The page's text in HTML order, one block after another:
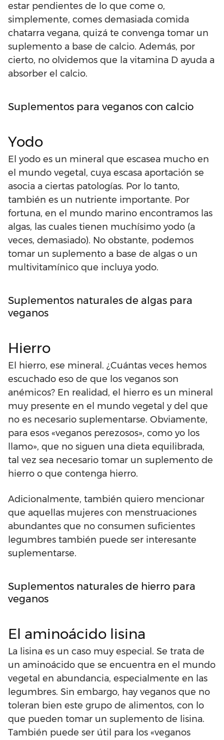
estar pendientes de lo que come o,
simplemente, comes demasiada comida
chatarra vegana, quizá te convenga tomar un
suplemento a base de calcio. Además, por
cierto, no olvidemos que la vitamina D ayuda a
absorber el calcio.
Suplementos para veganos con calcio
Yodo
El yodo es un mineral que escasea mucho en
el mundo vegetal, cuya escasa aportación se
asocia a ciertas patologías. Por lo tanto,
también es un nutriente importante. Por
fortuna, en el mundo marino encontramos las
algas, las cuales tienen muchísimo yodo (a
veces, demasiado). No obstante, podemos
tomar un suplemento a base de algas o un
multivitamínico que incluya yodo.
Suplementos naturales de algas para
veganos
Hierro
El hierro, ese mineral. ¿Cuántas veces hemos
escuchado eso de que los veganos son
anémicos? En realidad, el hierro es un mineral
muy presente en el mundo vegetal y del que
no es necesario suplementarse. Obviamente,
para esos «veganos perezosos», como yo los
llamo», que no siguen una dieta equilibrada,
tal vez sea necesario tomar un suplemento de
hierro o que contenga hierro.
Adicionalmente, también quiero mencionar
que aquellas mujeres con menstruaciones
abundantes que no consumen suficientes
legumbres también puede ser interesante
suplementarse.
Suplementos naturales de hierro para
veganos
El aminoácido lisina
La lisina es un caso muy especial. Se trata de
un aminoácido que se encuentra en el mundo
vegetal en abundancia, especialmente en las
legumbres. Sin embargo, hay veganos que no
toleran bien este grupo de alimentos, con lo
que pueden tomar un suplemento de lisina.
También puede ser útil para los «veganos